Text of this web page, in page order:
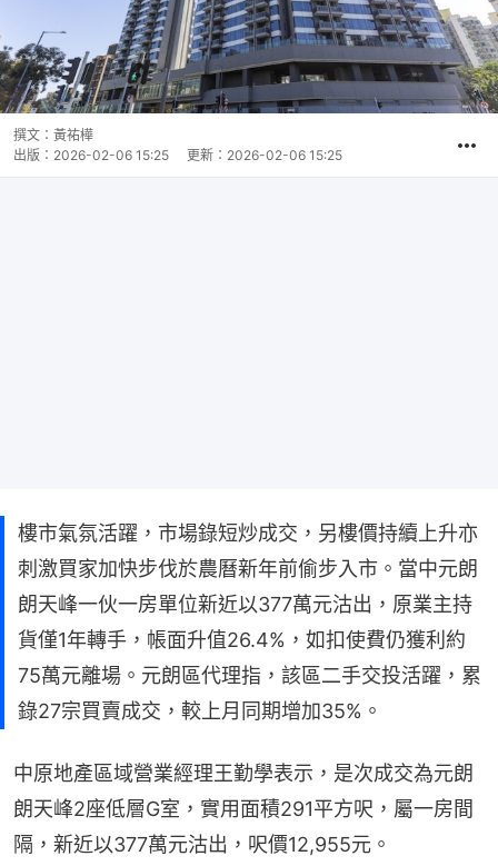
撰文： 黃祐樺
出版： 2026-02-06 15:25 更新： 2026-02-06 15:25
樓市氣氛活躍，市場錄短炒成交，另樓價持續上升亦
刺激買家加快步伐於農曆新年前偷步入市。當中元朗
朗天峰一伙一房單位新近以377萬元沽出，原業主持
貨僅1年轉手，帳面升值26.4%，如扣使費仍獲利約
75萬元離場。元朗區代理指，該區二手交投活躍，累
錄27宗買賣成交，較上月同期增加35%。
中原地產區域營業經理王勤學表示，是次成交為元朗
朗天峰2座低層G室，實用面積291平方呎，屬一房間
隔，新近以377萬元沽出，呎價12,955元。